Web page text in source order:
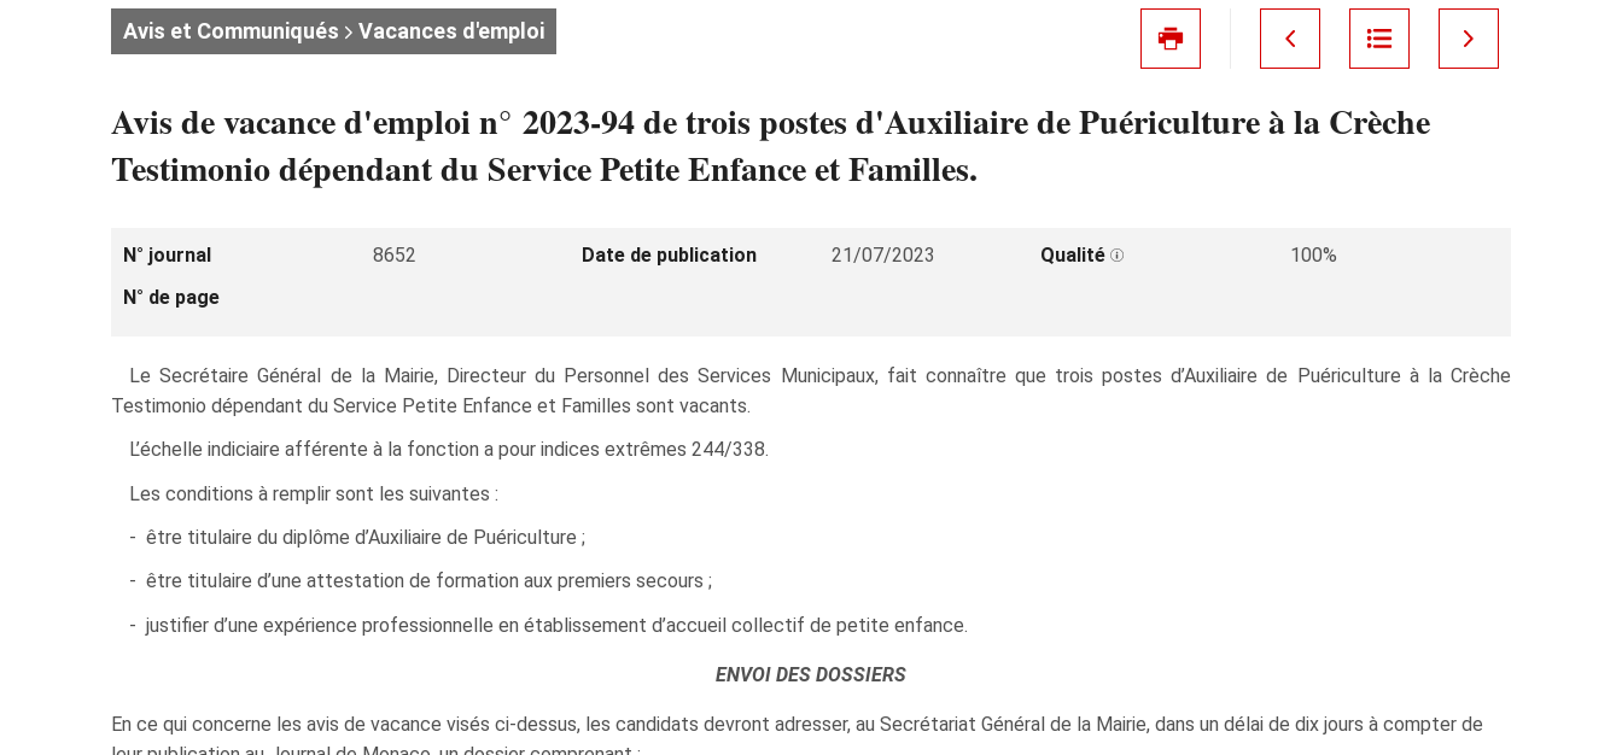
Avis et Communiqués Vacances d'emploi
Avis de vacance d'emploi n° 2023-94 de trois postes d'Auxiliaire de Puériculture à la Crèche
Testimonio dépendant du Service Petite Enfance et Familles.
N° journal 8652 Date de publication 21/07/2023 Qualité
100%
N° de page
Le Secrétaire Général de la Mairie, Directeur du Personnel des Services Municipaux, fait connaître que trois postes d’Auxiliaire de Puériculture à la Crèche
Testimonio dépendant du Service Petite Enfance et Familles sont vacants.
L’échelle indiciaire afférente à la fonction a pour indices extrêmes 244/338.
Les conditions à remplir sont les suivantes :
- être titulaire du diplôme d’Auxiliaire de Puériculture ;
- être titulaire d’une attestation de formation aux premiers secours ;
- justifier d’une expérience professionnelle en établissement d’accueil collectif de petite enfance.
ENVOI DES DOSSIERS
En ce qui concerne les avis de vacance visés ci-dessus, les candidats devront adresser, au Secrétariat Général de la Mairie, dans un délai de dix jours à compter de